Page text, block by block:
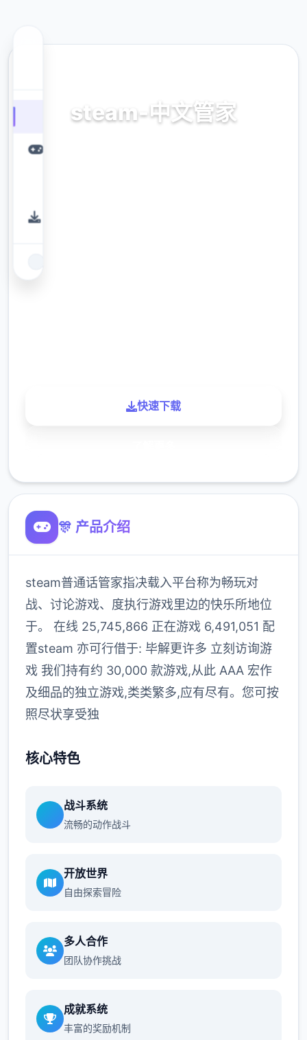
steam-中文管家
官表现面唯二指准确，正版app，官方app，本
快速下载
🎊 产品介绍
steam普通话管家指决载入平台称为畅玩对
战、讨论游戏、度执行游戏里边的快乐所地位
于。 在线 25,745,866 正在游戏 6,491,051 配
置steam 亦可行借于: 毕解更许多 立刻访询游
戏 我们持有约 30,000 款游戏,从此 AAA 宏作
及细品的独立游戏,类类繁多,应有尽有。您可按
照尽状享受独
核心特色
战斗系统
流畅的动作战斗
开放世界
自由探索冒险
多人合作
团队协作挑战
成就系统
丰富的奖励机制